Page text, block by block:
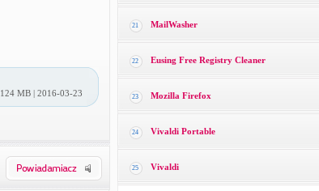
124 MB | 2016-03-23
21 MailWasher
22 Eusing Free Registry Cleaner
23 Mozilla Firefox
24 Vivaldi Portable
25 Vivaldi